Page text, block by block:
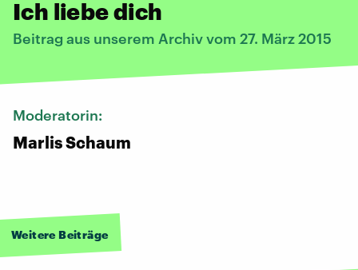
Ich liebe dich
Beitrag aus unserem Archiv vom 27. März 2015
Moderatorin:
Marlis Schaum
Weitere Beiträge